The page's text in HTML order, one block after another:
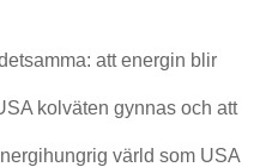
att energin blir
kolväten gynnas och att
värld som USA